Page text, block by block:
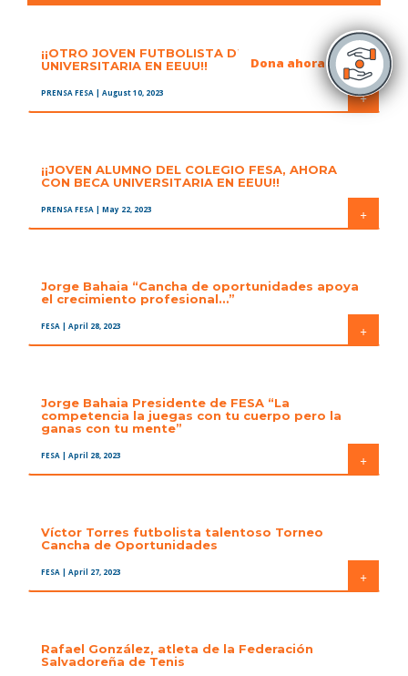
Dona ahora
¡¡OTRO JOVEN FUTBOLISTA DE FESA, CON BECA
UNIVERSITARIA EN EEUU!!
PRENSA FESA | August 10, 2023 +
¡¡JOVEN ALUMNO DEL COLEGIO FESA, AHORA
CON BECA UNIVERSITARIA EN EEUU!!
PRENSA FESA | May 22, 2023 +
Jorge Bahaia “Cancha de oportunidades apoya
el crecimiento profesional…”
FESA | April 28, 2023 +
Jorge Bahaia Presidente de FESA “La
competencia la juegas con tu cuerpo pero la
ganas con tu mente”
FESA | April 28, 2023 +
Víctor Torres futbolista talentoso Torneo
Cancha de Oportunidades
FESA | April 27, 2023 +
Rafael González, atleta de la Federación
Salvadoreña de Tenis